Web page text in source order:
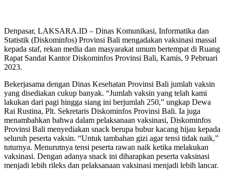
Denpasar, LAKSARA.ID – Dinas Komunikasi, Informatika dan
Statistik (Diskominfos) Provinsi Bali mengadakan vaksinasi massal
kepada staf, rekan media dan masyarakat umum bertempat di Ruang
Rapat Sandat Kantor Diskominfos Provinsi Bali, Kamis, 9 Pebruari
2023.
Bekerjasama dengan Dinas Kesehatan Provinsi Bali jumlah vaksin
yang disediakan cukup banyak. “Jumlah vaksin yang telah kami
lakukan dari pagi hingga siang ini berjumlah 250,” ungkap Dewa
Rai Rustina, Plt. Sekretaris Diskominfos Provinsi Bali. Ia juga
menambahkan bahwa dalam pelaksanaan vaksinasi, Diskominfos
Provinsi Bali menyediakan snack berupa bubur kacang hijau kepada
seluruh peserta vaksin. “Untuk tambahan gizi agar tensi tidak naik,”
tuturnya. Menurutnya tensi peserta rawan naik ketika melakukan
vaksinasi. Dengan adanya snack ini diharapkan peserta vaksinasi
menjadi lebih rileks dan pelaksanaan vaksinasi menjadi lebih lancar.